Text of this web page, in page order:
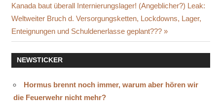
DR.
MICHAEL
RYAN
SCHÖNING
DR. TEDROS
GHEBREYESUS
Nächster
Beitrag:
Kanada baut überall Internierungslager! (Angeblicher?) Leak:
Weltweiter Bruch d. Versorgungsketten, Lockdowns, Lager,
Enteignungen und Schuldenerlasse geplant???
NEWSTICKER
Hormus brennt noch immer, warum aber hören wir
die Feuerwehr nicht mehr?